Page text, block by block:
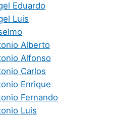
Eduardo
Luis
Alberto
Alfonso
Carlos
Enrique
Fernando
Luis